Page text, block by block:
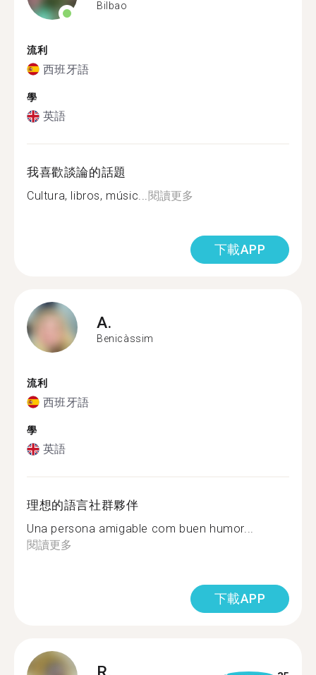
Bilbao
流利
西班牙語
學
英語
我喜歡談論的話題
Cultura, libros, músic...閱讀更多
下載APP
A.
Benicàssim
流利
西班牙語
學
英語
理想的語言社群夥伴
Una persona amigable com buen humor...
閱讀更多
下載APP
R.